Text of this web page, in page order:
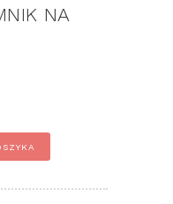
NA